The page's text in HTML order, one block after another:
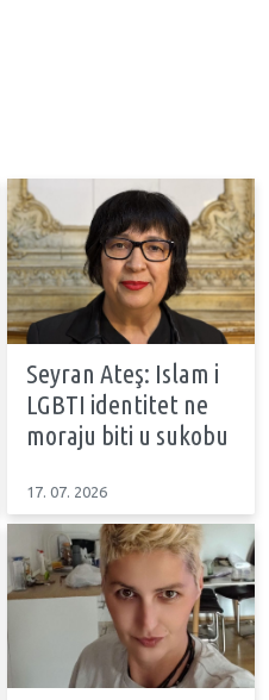
Seyran Ateş: Islam i
LGBTI identitet ne
moraju biti u sukobu
17. 07. 2026